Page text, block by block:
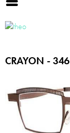
CRAYON - 346